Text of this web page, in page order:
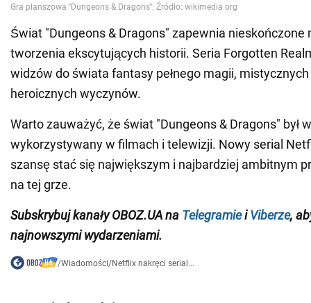
Świat "Dungeons & Dragons" zapewnia nieskończone
tworzenia ekscytujących historii. Seria Forgotten
widzów do świata fantasy pełnego magii,
heroicznych wyczynów.
Warto zauważyć, że świat "Dungeons & Dragons" był
wykorzystywany w filmach i telewizji. Nowy serial
szansę stać się największym i najbardziej ambitnym
na tej grze.
Subskrybuj kanały OBOZ.UA na TelegramieiViberze,
najnowszymi wydarzeniami.
/Wiadomości/Netflix nakręci serial...